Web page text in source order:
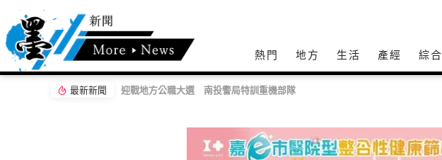
熱門 地方 生活 產經 綜合
最新新聞 迎戰地方公職大選 南投警局特訓重機部隊